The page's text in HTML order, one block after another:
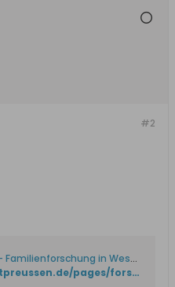
#2
Anschriften - Familienforschung in Westpreußen
https://westpreussen.de/pages/forschungshilfen/standesamtsregister/anschriften.php?anschrift=Standesamt%20Hohenstein